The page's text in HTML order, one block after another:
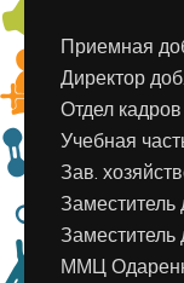
Приемная
Директор
Отдел
Учебная
Зав.
ММЦ